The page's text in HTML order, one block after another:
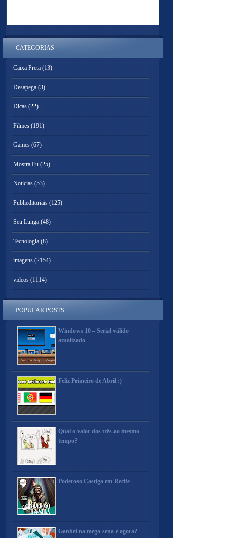
CATEGORIAS
Caixa Preta (13)
Desapega (3)
Dicas (22)
Filmes (191)
Games (67)
Mostra Eu (25)
Noticias (53)
Publieditoriais (125)
Seu Lunga (48)
Tecnologia (8)
imagens (2154)
videos (1114)
POPULAR POSTS
Windows 10 – Serial válido
atualizado
Feliz Primeiro de Abril :)
Qual o valor dos três ao mesmo
tempo?
Poderoso Castiga em Recife
Ganhei na mega-sena e agora?